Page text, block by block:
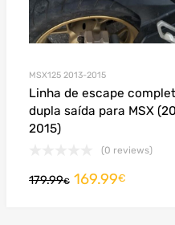
Adicionar
MSX125 2013-2015
Linha de escape
dupla saída para MSX
2015)
(0 reviews)
179.99€ 169.99€